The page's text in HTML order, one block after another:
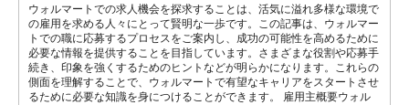
ウォルマートでの求人機会を探求することは、活気に溢れ多様な環境で
の雇用を求める人々にとって賢明な一歩です。この記事は、ウォルマー
トでの職に応募するプロセスをご案内し、成功の可能性を高めるために
必要な情報を提供することを目指しています。さまざまな役割や応募手
続き、印象を強くするためのヒントなどが明らかになります。これらの
側面を理解することで、ウォルマートで有望なキャリアをスタートさせ
るために必要な知識を身につけることができます。 雇用主概要ウォル